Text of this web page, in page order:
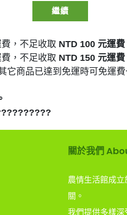
費，不足收取 NTD 100 元運費
費，不足收取 NTD 150 元運費
商品已達到免運時可免運費
關於我們
農情生活館成
關。
我們提供多樣